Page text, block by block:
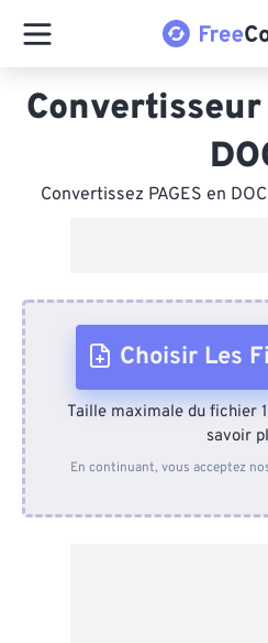
Convertisseur
Convertissez PAGES en
Choisir Les
Depuis
Taille maximale du fichier
savoir
En continuant, vous acceptez